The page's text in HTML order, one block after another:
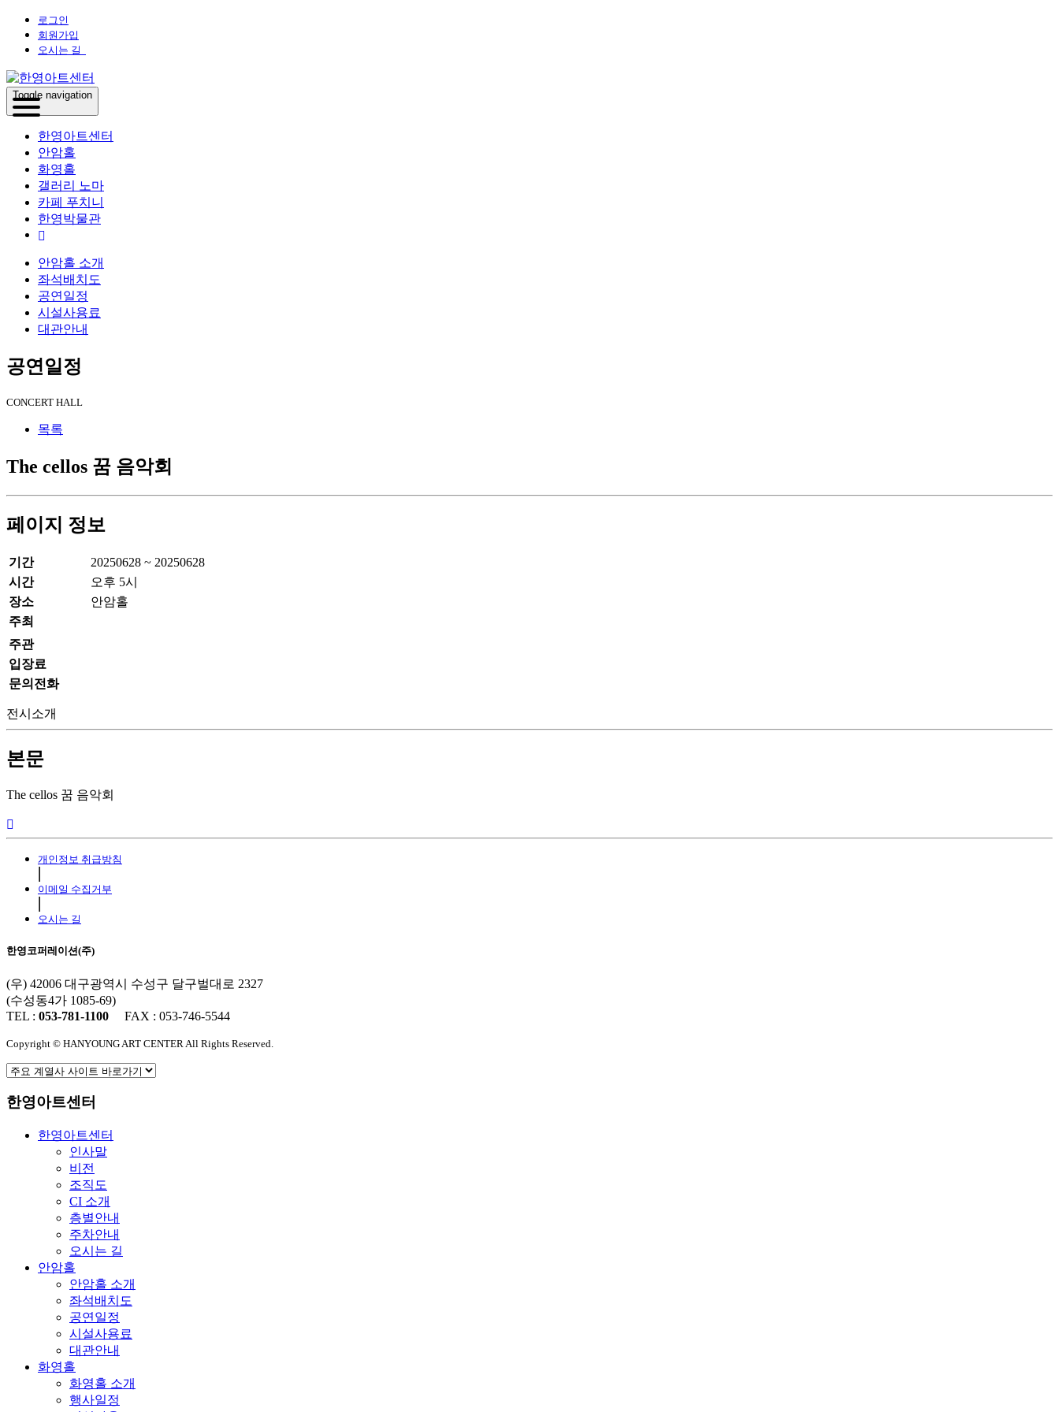
로그인
회원가입
오시는 길
Toggle navigation
한영아트센터
안암홀
화영홀
갤러리 노마
카페 푸치니
한영박물관
안암홀 소개
좌석배치도
공연일정
시설사용료
대관안내
공연일정
CONCERT HALL
목록
The cellos 꿈 음악회
페이지 정보
기간
20250628 ~ 20250628
시간
오후 5시
장소
안암홀
주최
주관
입장료
문의전화
전시소개
본문
The cellos 꿈 음악회
개인정보 취급방침
이메일 수집거부
오시는 길
한영코퍼레이션(주)
(우) 42006 대구광역시 수성구 달구벌대로 2327
(수성동4가 1085-69)
TEL : 053-781-1100 FAX : 053-746-5544
Copyright © HANYOUNG ART CENTER All Rights Reserved.
한영아트센터
한영아트센터
인사말
비전
조직도
CI 소개
층별안내
주차안내
오시는 길
안암홀
안암홀 소개
좌석배치도
공연일정
시설사용료
대관안내
화영홀
화영홀 소개
행사일정